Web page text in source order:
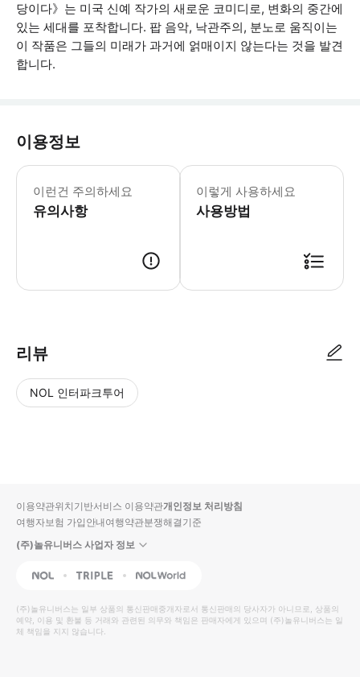
당이다》는 미국 신예 작가의 새로운 코미디로, 변화의 중간에
있는 세대를 포착합니다. 팝 음악, 낙관주의, 분노로 움직이는
이 작품은 그들의 미래가 과거에 얽매이지 않는다는 것을 발견
합니다.
이용정보
이런건 주의하세요
유의사항
공연 시간 30분 전에 도착해 주세요.
이렇게 사용하세요
사용방법
리뷰
NOL 인터파크투어
입니
다.
높
은
순
동
영
상
순
상
이용약관위치기반서비스 이용약관개인정보 처리방침
여행자보험 가입안내여행약관분쟁해결기준
(주)놀유니버스 사업자 정보
NOL Triple Interpark Global
(주)놀유니버스는 일부 상품의 통신판매중개자로서 통신판매의 당사자가 아니므로, 상품의
예약, 이용 및 환불 등 거래와 관련된 의무와 책임은 판매자에게 있으며 (주)놀유니버스는 일
체 책임을 지지 않습니다.